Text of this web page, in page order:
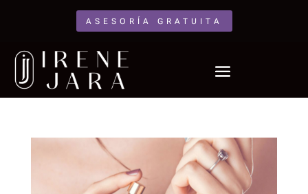
ASESORÍA GRATUITA